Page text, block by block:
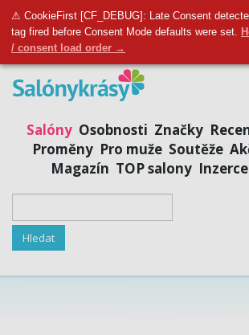
⚠ CookieFirst [CF_DEBUG]: Late Consent
tag fired before Consent Mode defaults were set.
/ consent load order →
Přidat salon | Přihlásit se | Registrovat
Salóny Osobnosti Značky
Proměny Pro muže Soutěže
Magazín TOP salony Inzerce